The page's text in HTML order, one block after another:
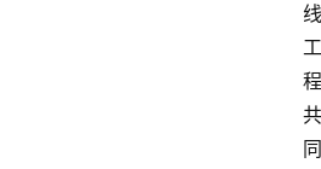
线
工
程
共
同